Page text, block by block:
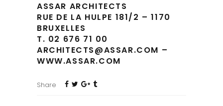
ASSAR ARCHITECTS
RUE DE LA HULPE 181/2 – 1170
BRUXELLES
T. 02 676 71 00
ARCHITECTS@ASSAR.COM –
WWW.ASSAR.COM
Share